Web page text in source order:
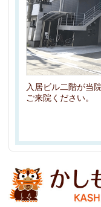
入居ビル二階が当
ご来院ください。